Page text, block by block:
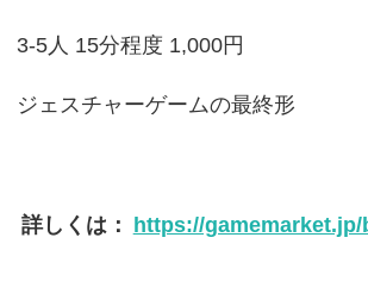
3-5人 15分程度 1,000円
ジェスチャーゲームの最終形
詳しくは： https://gamemarket.jp/